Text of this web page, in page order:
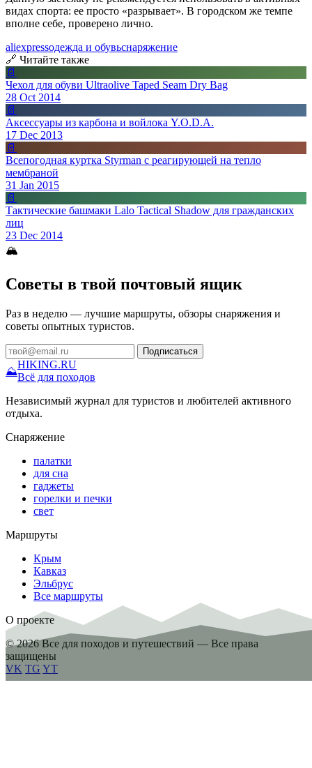
видах спорта: ее просто «разрывает». В городском же темпе
вполне себе, проверено лично.
aliexpressодежда и обувьснаряжение
🔗 Читайте также
📄
Чехол для обуви Ultraolive Taped Seam Dry Bag
28 Oct 2014
📄
Аксессуары из карбона и войлока Y.O.D.A.
17 Dec 2013
📄
Всепогодная куртка Styrman с реагирующей на тепло
мембраной
31 Jan 2015
📄
Тактические башмаки Lalo Tactical Shadow для гражданских
лиц
23 Dec 2014
🏔
Советы в твой почтовый ящик
Раз в неделю — лучшие маршруты, обзоры снаряжения и
советы опытных туристов.
Подписаться
⛰
HIKING.RU
Всё для походов
Независимый журнал для туристов и любителей активного
отдыха.
Снаряжение
палатки
для сна
гаджеты
горелки и печки
свет
Маршруты
Крым
Кавказ
Эльбрус
Все маршруты
О проекте
© 2026 Все для походов и путешествий — Все права
защищены
VK TG YT